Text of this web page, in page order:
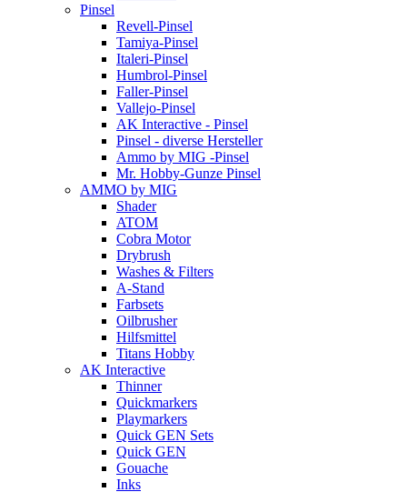
Pinsel
Revell-Pinsel
Tamiya-Pinsel
Italeri-Pinsel
Humbrol-Pinsel
Faller-Pinsel
Vallejo-Pinsel
AK Interactive - Pinsel
Pinsel - diverse Hersteller
Ammo by MIG -Pinsel
Mr. Hobby-Gunze Pinsel
AMMO by MIG
Shader
ATOM
Cobra Motor
Drybrush
Washes & Filters
A-Stand
Farbsets
Oilbrusher
Hilfsmittel
Titans Hobby
AK Interactive
Thinner
Quickmarkers
Playmarkers
Quick GEN Sets
Quick GEN
Gouache
Inks